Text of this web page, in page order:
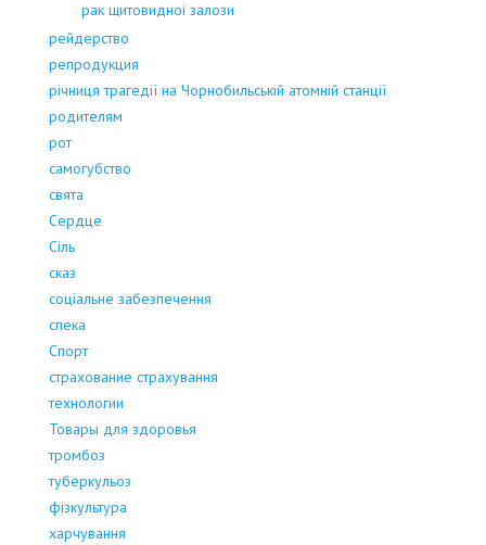
рак щитовидноі залози
рейдерство
репродукция
річниця трагедії на Чорнобильській атомній станції
родителям
рот
самогубство
свята
Сердце
Сіль
сказ
соціальне забезпечення
спека
Спорт
страхование страхування
технологии
Товары для здоровья
тромбоз
туберкульоз
фізкультура
харчування